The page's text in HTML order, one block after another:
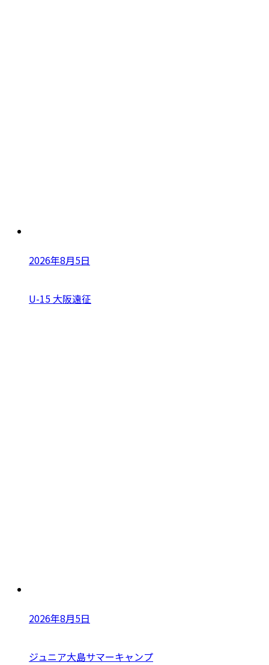
2026年8月5日
U-15 大阪遠征
2026年8月5日
ジュニア大島サマーキャンプ